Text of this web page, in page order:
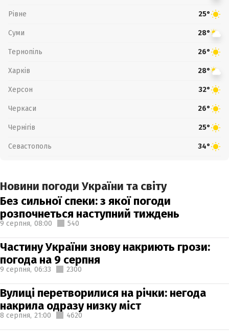
Рівне 25°
Суми 28°
Тернопіль 26°
Харків 28°
Херсон 32°
Черкаси 26°
Чернігів 25°
Севастополь 34°
Новини погоди України та світу
Без сильної спеки: з якої погоди
розпочнеться наступний тиждень
9 серпня, 08:00 540
Частину України знову накриють грози:
погода на 9 серпня
9 серпня, 06:33 2300
Вулиці перетворилися на річки: негода
накрила одразу низку міст
8 серпня, 21:00 4620